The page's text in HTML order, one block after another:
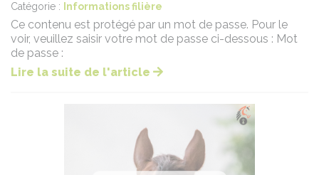
Catégorie :
Informations filière
Ce contenu est protégé par un mot de passe. Pour le
voir, veuillez saisir votre mot de passe ci-dessous : Mot
de passe :
Lire la suite de l'article